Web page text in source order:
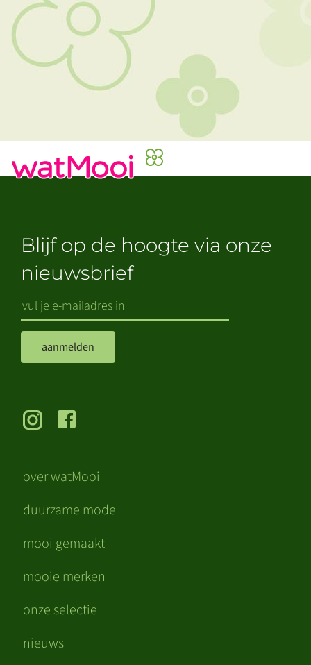
over watMooi
duurzame mode
mooi gemaakt
mooie merken
onze selectie
nieuws
Blijf op de hoogte via onze
nieuwsbrief
aanmelden